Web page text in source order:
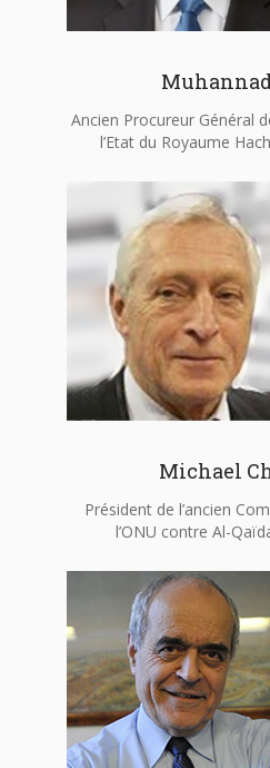
Ancien Procureur Général
l’Etat du Royaume
Michael
Président de l’ancien
l’ONU contre Al-